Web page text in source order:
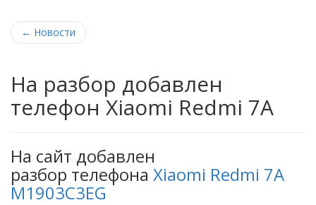
← Новости
На разбор добавлен
телефон Xiaomi Redmi 7A
На сайт добавлен
разбор телефона Xiaomi Redmi 7A
M1903C3EG